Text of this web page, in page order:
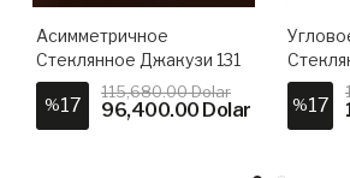
Асимметричное
Стеклянное Джакузи 131
X 181 H 65
%17
115,680.00 Dolar
96,400.00 Dolar
X 160
%17